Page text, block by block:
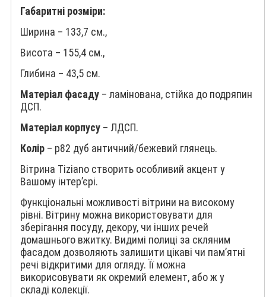
Габаритні розміри:
Ширина – 133,7 см.,
Висота – 155,4 см.,
Глибина – 43,5 см.
Матеріал фасаду – ламінована, стійка до подряпин
ДСП.
Матеріал корпусу – ЛДСП.
Колір – p82 дуб античний/бежевий глянець.
Вітрина Tiziano створить особливий акцент у
Вашому інтер’єрі.
Функціональні можливості вітрини на високому
рівні. Вітрину можна використовувати для
зберігання посуду, декору, чи інших речей
домашнього вжитку. Видимі полиці за скляним
фасадом дозволяють залишити цікаві чи пам’ятні
речі відкритими для огляду. Її можна
викорисовувати як окремий елемент, або ж у
складі колекції.